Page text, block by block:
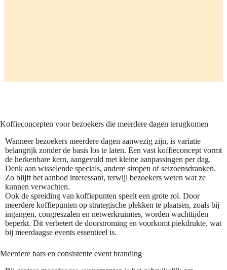
Koffieconcepten voor bezoekers die meerdere dagen terugkomen
Wanneer bezoekers meerdere dagen aanwezig zijn, is variatie
belangrijk zonder de basis los te laten. Een vast koffieconcept vormt
de herkenbare kern, aangevuld met kleine aanpassingen per dag.
Denk aan wisselende specials, andere siropen of seizoensdranken.
Zo blijft het aanbod interessant, terwijl bezoekers weten wat ze
kunnen verwachten.
Ook de spreiding van koffiepunten speelt een grote rol. Door
meerdere koffiepunten op strategische plekken te plaatsen, zoals bij
ingangen, congreszalen en netwerkruimtes, worden wachttijden
beperkt. Dit verbetert de doorstroming en voorkomt piekdrukte, wat
bij meerdaagse events essentieel is.
Meerdere bars en consistente event branding